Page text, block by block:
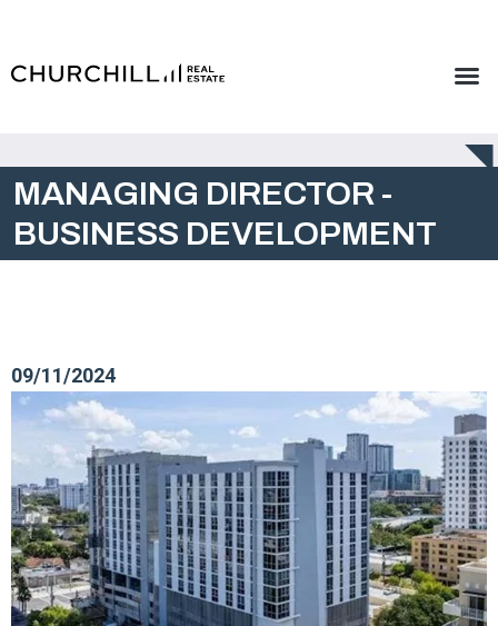
MANAGING DIRECTOR -
BUSINESS DEVELOPMENT
09/11/2024